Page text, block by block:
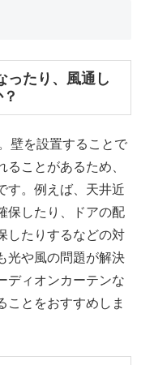
ったり、風通し
壁を設置することで
ことがあるため、
す。例えば、天井近
保したり、ドアの配
したりするなどの対
光や風の問題が解決
ディオンカーテンな
ことをおすすめしま